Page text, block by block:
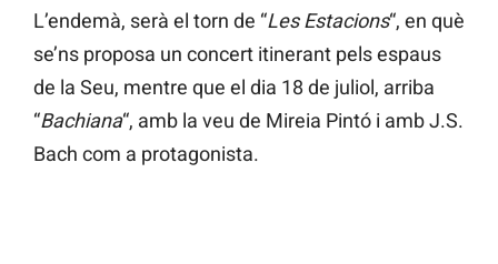
L’endemà, serà el torn de “Les Estacions“, en què
se’ns proposa un concert itinerant pels espaus
de la Seu, mentre que el dia 18 de juliol, arriba
“Bachiana“, amb la veu de Mireia Pintó i amb J.S.
Bach com a protagonista.